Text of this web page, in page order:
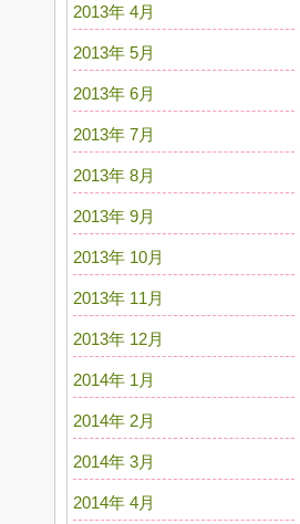
2013年 4月
2013年 5月
2013年 6月
2013年 7月
2013年 8月
2013年 9月
2013年 10月
2013年 11月
2013年 12月
2014年 1月
2014年 2月
2014年 3月
2014年 4月